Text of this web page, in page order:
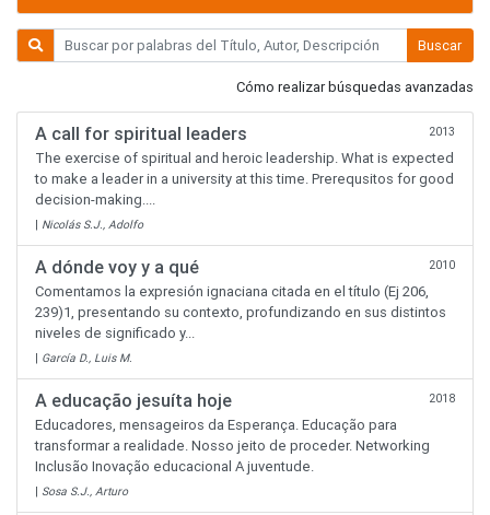
Buscar
Cómo realizar búsquedas avanzadas
A call for spiritual leaders 2013
The exercise of spiritual and heroic leadership. What is expected
to make a leader in a university at this time. Prerequsitos for good
decision-making....
| Nicolás S.J., Adolfo
A dónde voy y a qué 2010
Comentamos la expresión ignaciana citada en el título (Ej 206,
239)1, presentando su contexto, profundizando en sus distintos
niveles de significado y...
| García D., Luis M.
A educação jesuíta hoje 2018
Educadores, mensageiros da Esperança. Educação para
transformar a realidade. Nosso jeito de proceder. Networking
Inclusão Inovação educacional A juventude.
| Sosa S.J., Arturo